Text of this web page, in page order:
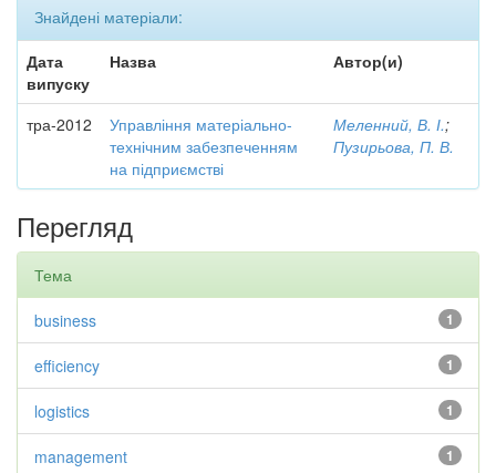
Знайдені матеріали:
Дата
випуску
Назва Автор(и)
тра-2012
Управління матеріально-
технічним забезпеченням
на підприємстві
Меленний, В. І.;
Пузирьова, П. В.
Перегляд
Тема
1
business
1
efficiency
1
logistics
1
management